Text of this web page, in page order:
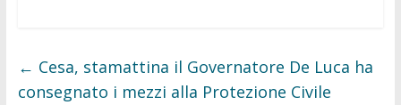
o
o
k
e
r
← Cesa, stamattina il Governatore De Luca ha
consegnato i mezzi alla Protezione Civile